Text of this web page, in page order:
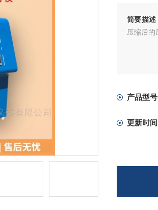
简要描述
压缩后的
产品型号
更新时间